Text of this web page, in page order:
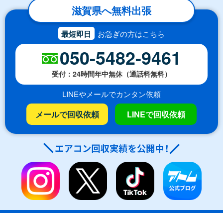
滋賀県へ無料出張
最短即日 お急ぎの方はこちら
050-5482-9461
受付：24時間年中無休（通話料無料）
LINEやメールでカンタン依頼
メールで回収依頼 LINEで回収依頼